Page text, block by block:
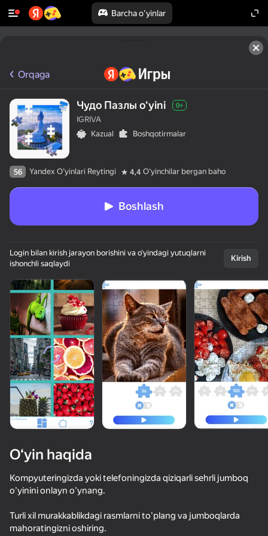
Barcha o'yinlar
50+ top o‘yinlar, ularni o‘ynaydilar
hatto «o‘ynamaydigan» odamlar ham
Морской бой
51
66 55
Orqaga
Чудо Пазлы oʻyini 0+
IGRIVA
Kazual
Boshqotirmalar
56 Yandex O'yinlari Reytingi 4,4 Oʻyinchilar bergan baho
Boshlash
Login bilan kirish jarayon borishini va o‘yindagi yutuqlarni
ishonchli saqlaydi
Kirish
O‘yin haqida
Kompyuteringizda yoki telefoningizda qiziqarli sehrli jumboq
o'yinini onlayn o'ynang.
Turli xil murakkablikdagi rasmlarni to'plang va jumboqlarda
mahoratingizni oshiring.